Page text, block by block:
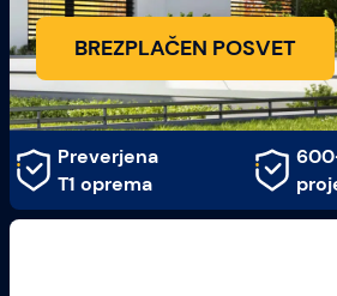
BREZPLAČEN POSVET
Preverjena
T1 oprema